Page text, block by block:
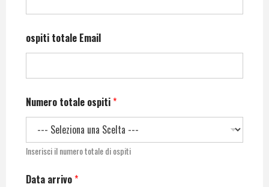
ospiti totale Email
Numero totale ospiti*
Inserisci il numero totale di ospiti
Data arrivo*